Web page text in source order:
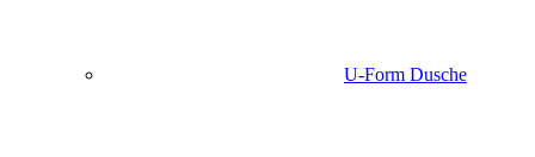
U-Form Dusche